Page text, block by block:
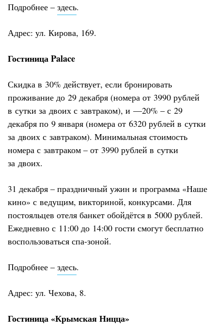
Подробнее – здесь.
Адрес: ул. Кирова, 169.
Гостиница Palace
Скидка в 30% действует, если бронировать
проживание до 29 декабря (номера от 3990 рублей
в сутки за двоих с завтраком), и —20% – с 29
декабря по 9 января (номера от 6320 рублей в сутки
за двоих с завтраком). Минимальная стоимость
номера с завтраком – от 3990 рублей в сутки
за двоих.
31 декабря – праздничный ужин и программа «Наше
кино» с ведущим, викториной, конкурсами. Для
постояльцев отеля банкет обойдётся в 5000 рублей.
Ежедневно с 11:00 до 14:00 гости смогут бесплатно
воспользоваться спа-зоной.
Подробнее – здесь.
Адрес: ул. Чехова, 8.
Гостиница «Крымская Ницца»